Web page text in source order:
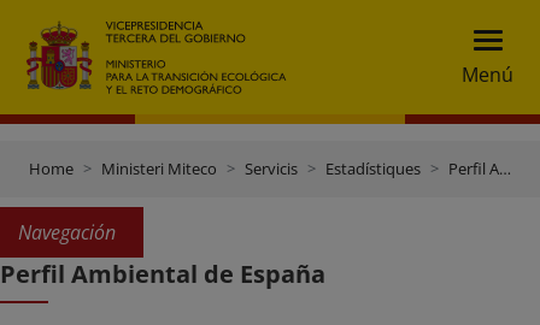
Menú
Home Ministeri Miteco Servicis Estadístiques Perfil Ambiental de España
Navegación
Perfil Ambiental de España